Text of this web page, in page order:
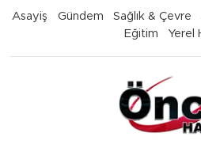
Asayiş Gündem Sağlık & Çevre
Eğitim
Yerel